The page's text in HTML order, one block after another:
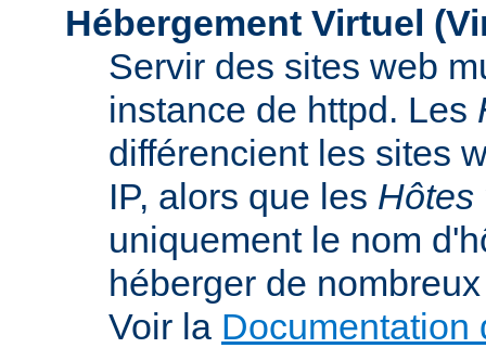
Hébergement Virtuel
Servir des sites web
instance de httpd. Les
différencient les sites
IP, alors que les Hôtes
uniquement le nom
héberger de
Voir la Documentation